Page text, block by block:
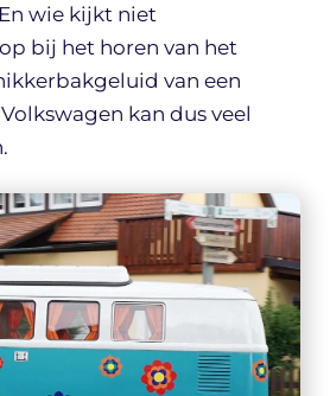
wie kijkt niet
bij het horen van het
van een
kan dus veel